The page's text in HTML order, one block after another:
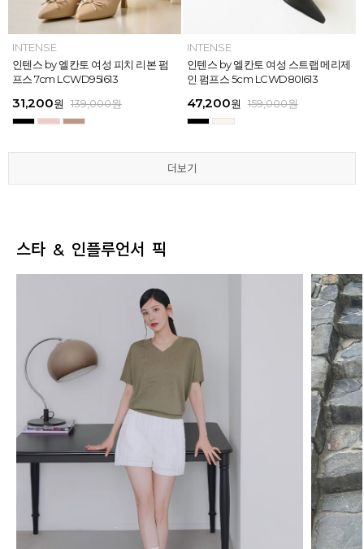
ELCANTO
[EXCLUSIVE] 노엘 엘칸토 여성 젤리
슈즈 2.3cm LCWW01U626
29,000원
MAZZ
마쯔 by 엘칸토 여성 크로스 와이드
스트랩 컴포트 샌들 3.5cm LCWW27
45,900원 159,000원
더보기
INTENSE
인텐스 by 엘칸토 여성 피치 리본 펌
프스 7cm LCWD95I613
31,200원 139,000원
INTENSE
인텐스 by 엘칸토 여성 스트랩 메리제
인 펌프스 5cm LCWD80I613
47,200원 159,000원
더보기
INTENSE
인텐스 by 엘칸토 여성 에나멜 스퀘어
오브제 플랫슈즈 1.5cm LCWD53I613
41,650원 149,000원
INTENSE
인텐스 by 엘칸토 여성 클래식 스트랩
로퍼 2cm LCWD72I613
27,920원 159,000원
더보기
MAZZ
마쯔 by 엘칸토 여성 투밴드 고프코어
플랫 캐주얼 2.5cm LCWC97M613
43,200원 159,000원
MAZZ
마쯔 by 엘칸토 여성 데이엔 스니커즈
3.5cm LCWS20M613
71,400원 189,000원
더보기
ELCANTO
[EXCLUSIVE] 노엘 엘칸토 여성 젤리
슈즈 2.3cm LCWW01U626
29,000원
MAZZ
마쯔 by 엘칸토 여성 크로스 와이드
스트랩 컴포트 샌들 3.5cm LCWW27
45,900원 159,000원
더보기
INTENSE
인텐스 by 엘칸토 여성 피치 리본 펌
프스 7cm LCWD95I613
31,200원 139,000원
INTENSE
인텐스 by 엘칸토 여성 스트랩 메리제
인 펌프스 5cm LCWD80I613
47,200원 159,000원
더보기
스타 & 인플루언서 픽